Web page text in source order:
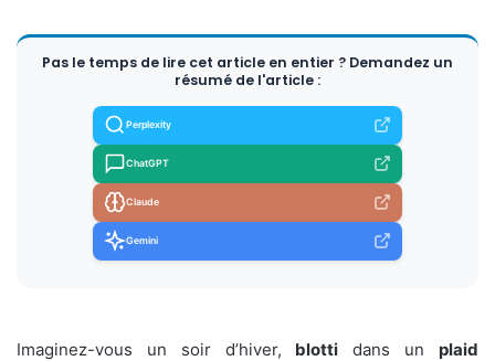
Pas le temps de lire cet article en entier ? Demandez un
résumé de l'article :
Perplexity
ChatGPT
Claude
Gemini
Imaginez-vous un soir d’hiver, blotti dans un plaid